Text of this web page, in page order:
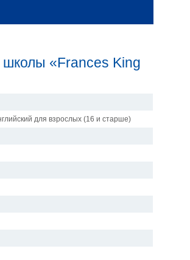
школы «Frances King
для взрослых (16 и старше)